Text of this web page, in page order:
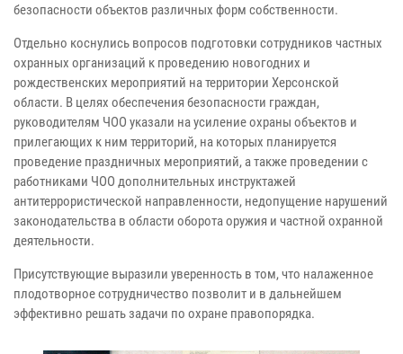
безопасности объектов различных форм собственности.
Отдельно коснулись вопросов подготовки сотрудников частных
охранных организаций к проведению новогодних и
рождественских мероприятий на территории Херсонской
области. В целях обеспечения безопасности граждан,
руководителям ЧОО указали на усиление охраны объектов и
прилегающих к ним территорий, на которых планируется
проведение праздничных мероприятий, а также проведении с
работниками ЧОО дополнительных инструктажей
антитеррористической направленности, недопущение нарушений
законодательства в области оборота оружия и частной охранной
деятельности.
Присутствующие выразили уверенность в том, что налаженное
плодотворное сотрудничество позволит и в дальнейшем
эффективно решать задачи по охране правопорядка.